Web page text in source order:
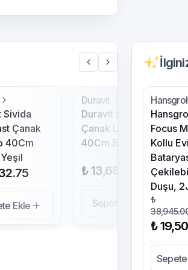
Sivida
Çanak
40Cm
Ekle
Duravit
Duravit Sivida
Çanak Lavabo
40Cm Beyaz
₺ 13,684.95
Sepete Ekle
Focus
Kollu
Duşu,
₺
₺